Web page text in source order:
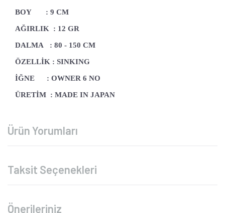
BOY : 9 CM
AĞIRLIK : 12 GR
DALMA : 80 - 150 CM
ÖZELLİK : SINKING
İĞNE : OWNER 6 NO
ÜRETİM : MADE IN JAPAN
Ürün Yorumları
Taksit Seçenekleri
Önerileriniz